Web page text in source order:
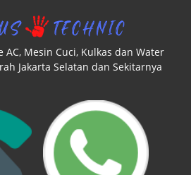
AC, Mesin Cuci, Kulkas dan Water
Jakarta Selatan dan Sekitarnya